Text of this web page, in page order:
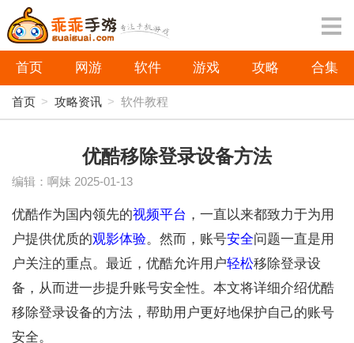
首页 网游 软件 游戏 攻略 合集
首页 > 攻略资讯 > 软件教程
优酷移除登录设备方法
编辑：啊妹 2025-01-13
优酷作为国内领先的视频平台 ，一直以来都致力于为用
户提供优质的观影体验。然而，账号安全问题一直是用
户关注的重点。最近，优酷允许用户轻松移除登录设
备，从而进一步提升账号安全性。本文将详细介绍优酷
移除登录设备的方法，帮助用户更好地保护自己的账号
安全。